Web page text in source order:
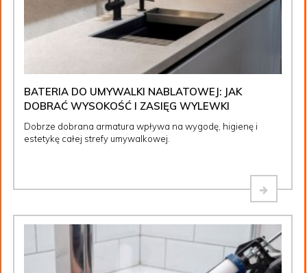
BATERIA DO UMYWALKI NABLATOWEJ: JAK
DOBRAĆ WYSOKOŚĆ I ZASIĘG WYLEWKI
Dobrze dobrana armatura wpływa na wygodę, higienę i
estetykę całej strefy umywalkowej.